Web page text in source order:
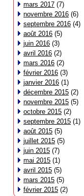
mars 2017 (7)
novembre 2016 (6)
septembre 2016 (4)
août 2016 (5)
juin 2016 (3)
avril 2016 (2)
mars 2016 (2)
février 2016 (3)
janvier 2016 (1)
décembre 2015 (2)
novembre 2015 (5)
octobre 2015 (2)
septembre 2015 (1)
août 2015 (5)
juillet 2015 (5)
juin 2015 (7)
mai 2015 (1)
avril 2015 (5)
mars 2015 (5)
février 2015 (2)